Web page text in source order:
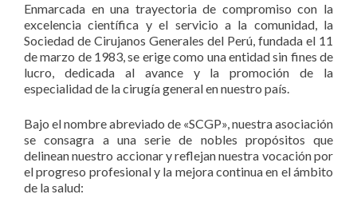
Enmarcada en una trayectoria de compromiso con la
excelencia científica y el servicio a la comunidad, la
Sociedad de Cirujanos Generales del Perú, fundada el 11
de marzo de 1983, se erige como una entidad sin fines de
lucro, dedicada al avance y la promoción de la
especialidad de la cirugía general en nuestro país.
Bajo el nombre abreviado de «SCGP», nuestra asociación
se consagra a una serie de nobles propósitos que
delinean nuestro accionar y reflejan nuestra vocación por
el progreso profesional y la mejora continua en el ámbito
de la salud: